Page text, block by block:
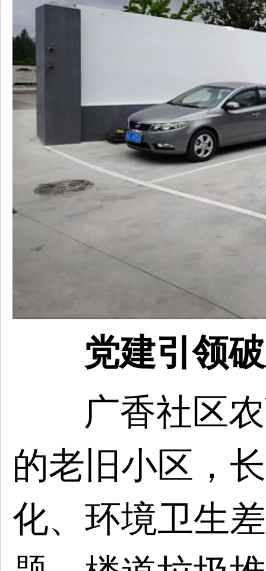
党建引领
广香社区
的老旧小区，
化、环境卫生